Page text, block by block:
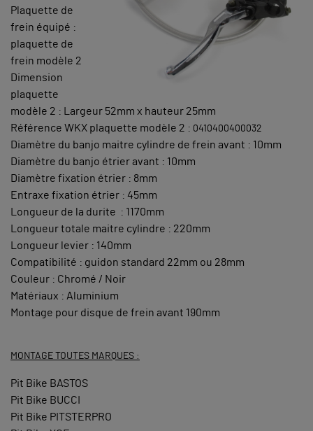
Plaquette de
frein équipé :
plaquette de
frein modèle 2
Dimension
plaquette
modèle 2 : Largeur 52mm x hauteur 25mm
Référence WKX plaquette modèle 2 : 0410400400032
Diamètre du banjo maitre cylindre de frein avant : 10mm
Diamètre du banjo étrier avant : 10mm
Diamètre fixation étrier : 8mm
Entraxe fixation étrier : 45mm
Longueur de la durite : 1170mm
Longueur totale maitre cylindre : 220mm
Longueur levier : 140mm
Compatibilité : guidon standard 22mm ou 28mm
Couleur : Chromé / Noir
Matériaux : Aluminium
Montage pour disque de frein avant 190mm
MONTAGE TOUTES MARQUES :
Pit Bike BASTOS
Pit Bike BUCCI
Pit Bike PITSTERPRO